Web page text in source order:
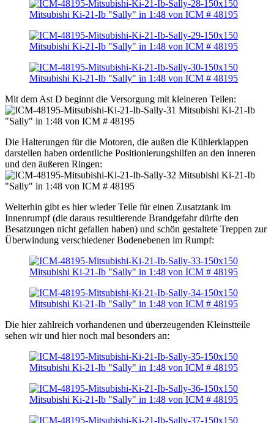
Mit dem Ast D beginnt die Versorgung mit kleineren Teilen:
Die Halterungen für die Motoren, die außen die Kühlerklappen
darstellen haben ordentliche Positionierungshilfen an den inneren
und den äußeren Ringen:
Weiterhin gibt es hier wieder Teile für einen Zusatztank im
Innenrumpf (die daraus resultierende Brandgefahr dürfte den
Besatzungen nicht gefallen haben) und schön gestaltete Treppen zur
Überwindung verschiedener Bodenebenen im Rumpf:
Die hier zahlreich vorhandenen und überzeugenden Kleinstteile
sehen wir und hier noch mal besonders an: